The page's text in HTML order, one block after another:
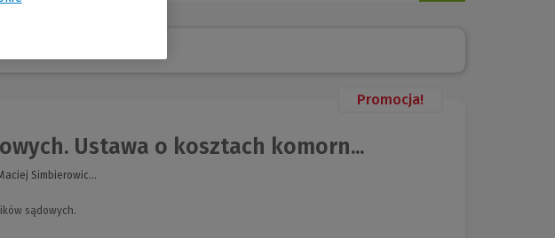
Promocja!
Ustawa o kosztach komorn...
Simbierowic...
sądowych.